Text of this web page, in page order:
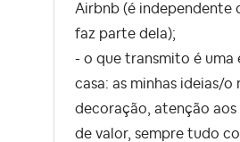
Airbnb (é independente
faz parte dela);
- o que transmito é uma
casa: as minhas ideias/o
decoração, atenção
de valor, sempre tudo